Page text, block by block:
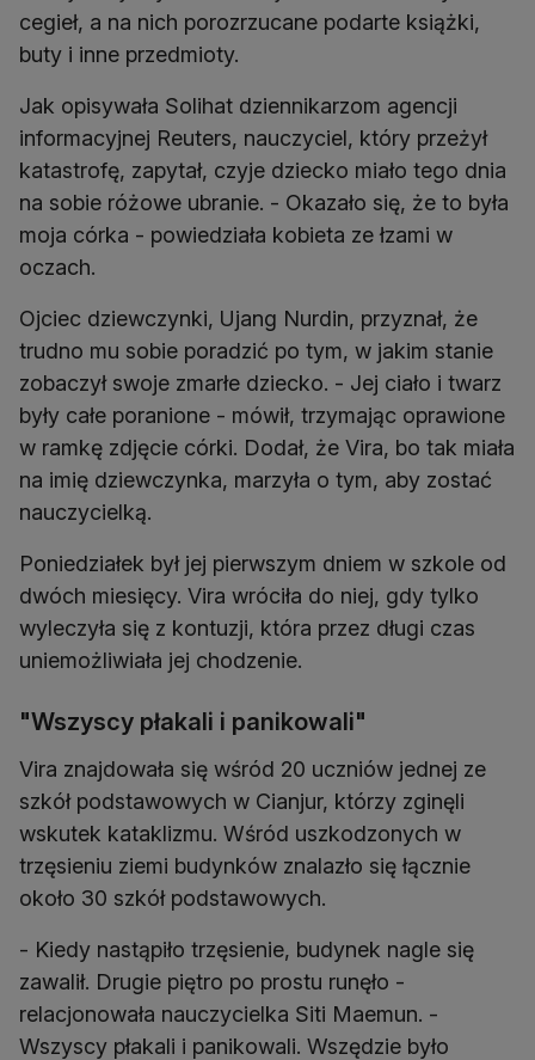
cegieł, a na nich porozrzucane podarte książki,
buty i inne przedmioty.
Jak opisywała Solihat dziennikarzom agencji
informacyjnej Reuters, nauczyciel, który przeżył
katastrofę, zapytał, czyje dziecko miało tego dnia
na sobie różowe ubranie. - Okazało się, że to była
moja córka - powiedziała kobieta ze łzami w
oczach.
Ojciec dziewczynki, Ujang Nurdin, przyznał, że
trudno mu sobie poradzić po tym, w jakim stanie
zobaczył swoje zmarłe dziecko. - Jej ciało i twarz
były całe poranione - mówił, trzymając oprawione
w ramkę zdjęcie córki. Dodał, że Vira, bo tak miała
na imię dziewczynka, marzyła o tym, aby zostać
nauczycielką.
Poniedziałek był jej pierwszym dniem w szkole od
dwóch miesięcy. Vira wróciła do niej, gdy tylko
wyleczyła się z kontuzji, która przez długi czas
uniemożliwiała jej chodzenie.
"Wszyscy płakali i panikowali"
Vira znajdowała się wśród 20 uczniów jednej ze
szkół podstawowych w Cianjur, którzy zginęli
wskutek kataklizmu. Wśród uszkodzonych w
trzęsieniu ziemi budynków znalazło się łącznie
około 30 szkół podstawowych.
- Kiedy nastąpiło trzęsienie, budynek nagle się
zawalił. Drugie piętro po prostu runęło -
relacjonowała nauczycielka Siti Maemun. -
Wszyscy płakali i panikowali. Wszędzie było